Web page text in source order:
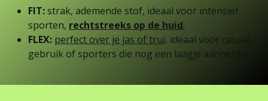
FIT:strak, ademende stof, ideaal voor intensief
sporten, rechtstreeks op de huid.
FLEX: perfect over je jas of trui, ideaal voor casual
gebruik of sporters die nog een laagje aanhebben.